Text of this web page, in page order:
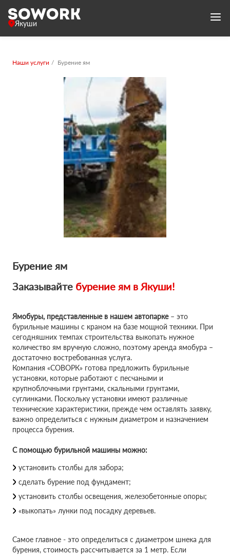
Якуши
Наши услуги Бурение ям
Бурение ям
Заказывайте бурение ям в Якуши!
Ямобуры, представленные в нашем автопарке– это
бурильные машины с краном на базе мощной техники. При
сегодняшних темпах строительства выкопать нужное
количество ям вручную сложно, поэтому аренда ямобура –
достаточно востребованная услуга.
Компания «СОВОРК» готова предложить бурильные
установки, которые работают с песчаными и
крупноблочными грунтами, скальными грунтами,
суглинками. Поскольку установки имеют различные
технические характеристики, прежде чем оставлять заявку,
важно определиться с нужным диаметром и назначением
процесса бурения.
С помощью бурильной машины можно:
установить столбы для забора;
сделать бурение под фундамент;
установить столбы освещения, железобетонные опоры;
«выкопать» лунки под посадку деревьев.
Самое главное - это определиться с диаметром шнека для
бурения, стоимость рассчитывается за 1 метр. Если